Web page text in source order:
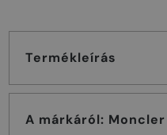
Termékleírás
A márkáról: Moncler